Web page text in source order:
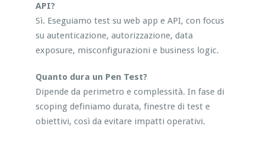
API?
Sì. Eseguiamo test su web app e API, con focus
su autenticazione, autorizzazione, data
exposure, misconfigurazioni e business logic.
Quanto dura un Pen Test?
Dipende da perimetro e complessità. In fase di
scoping definiamo durata, finestre di test e
obiettivi, così da evitare impatti operativi.